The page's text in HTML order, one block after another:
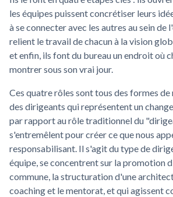
les équipes puissent concrétiser leurs
à se connecter avec les autres au sein de
relient le travail de chacun à la vision
et enfin, ils font du bureau un endroit où
montrer sous son vrai jour.
Ces quatre rôles sont tous des formes
des dirigeants qui représentent un
par rapport au rôle traditionnel du
s'entremêlent pour créer ce que nous
responsabilisant. Il s'agit du type de
équipe, se concentrent sur la promotion
commune, la structuration d'une
coaching et le mentorat, et qui agissent